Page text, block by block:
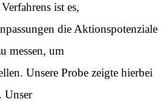
ist es,
die Aktionspotenziale
messen, um
Unsere Probe zeigte hierbei
Unser